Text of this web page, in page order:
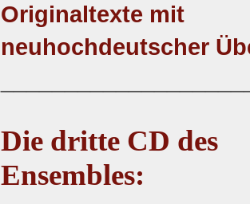
Originaltexte mit
neuhochdeutscher
Die dritte CD des
Ensembles: